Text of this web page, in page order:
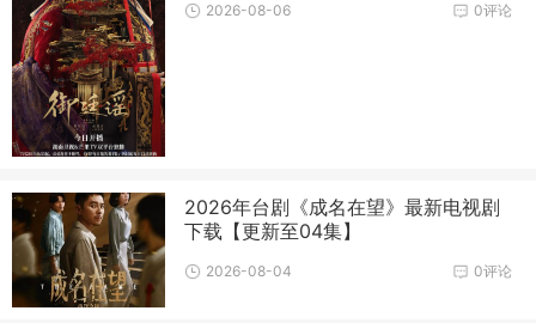
0评论
2026-08-06
2026年台剧《成名在望》最新电视剧
下载【更新至04集】
0评论
2026-08-04